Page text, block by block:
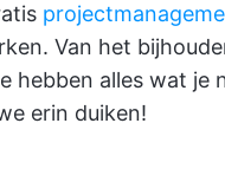
Van het
hebben alles wat je
erin duiken!